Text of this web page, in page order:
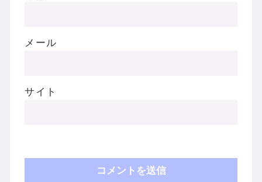
メール
サイト